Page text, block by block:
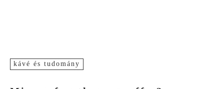
kávé és tudomány